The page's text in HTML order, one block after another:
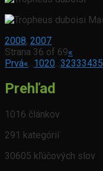
2008, 2007
Strana 36 of 69«
Prvá« 1020 32333435
Prehľad
1016 článkov
291 kategórií
30605 kľúčových slov